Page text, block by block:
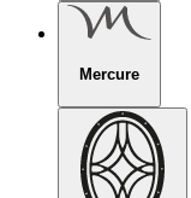
Mercure